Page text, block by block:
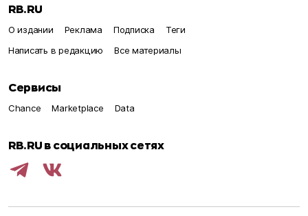
RB.RU
О издании Реклама Подписка
Теги
Написать в редакцию
Все материалы
Сервисы
Chance Marketplace Data
RB.RU в социальных сетях